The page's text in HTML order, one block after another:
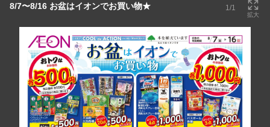
8/7〜8/16 お盆はイオンでお買い物★ 1/1
拡大